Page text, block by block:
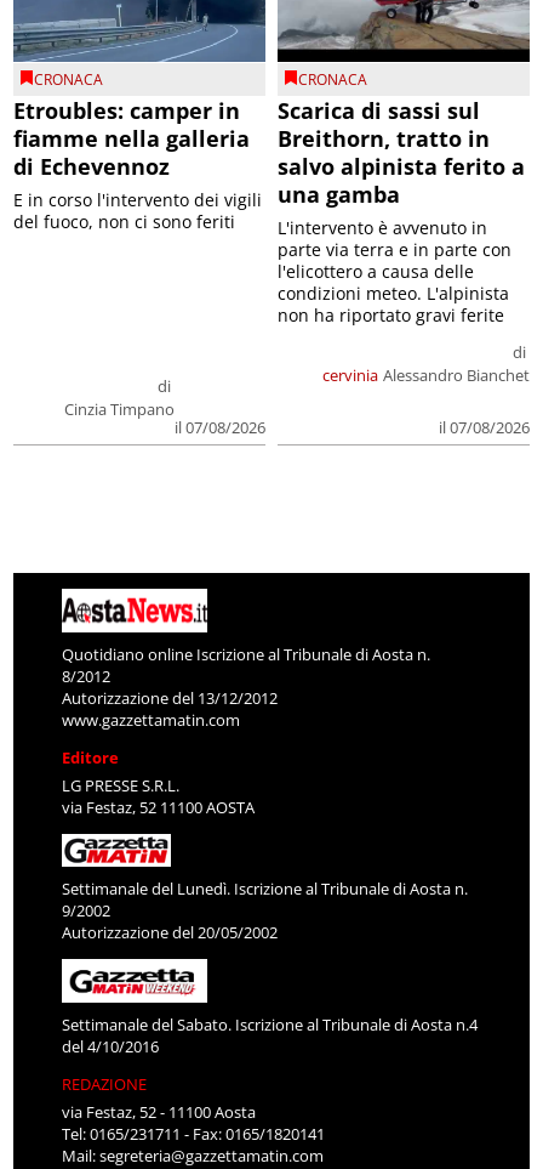
CRONACA
Etroubles: camper in
fiamme nella galleria
di Echevennoz
di
Cinzia Timpano
il 07/08/2026
E in corso l'intervento dei vigili
del fuoco, non ci sono feriti
CRONACA
Scarica di sassi sul
Breithorn, tratto in
salvo alpinista ferito a
una gamba
cervinia
di
Alessandro Bianchet
il 07/08/2026
L'intervento è avvenuto in
parte via terra e in parte con
l'elicottero a causa delle
condizioni meteo. L'alpinista
non ha riportato gravi ferite
Quotidiano online Iscrizione al Tribunale di Aosta n.
8/2012
Autorizzazione del 13/12/2012
www.gazzettamatin.com
Editore
LG PRESSE S.R.L.
via Festaz, 52 11100 AOSTA
Settimanale del Lunedì. Iscrizione al Tribunale di Aosta n.
9/2002
Autorizzazione del 20/05/2002
Settimanale del Sabato. Iscrizione al Tribunale di Aosta n.4
del 4/10/2016
REDAZIONE
via Festaz, 52 - 11100 Aosta
Tel: 0165/231711 - Fax: 0165/1820141
Mail:segreteria@gazzettamatin.com